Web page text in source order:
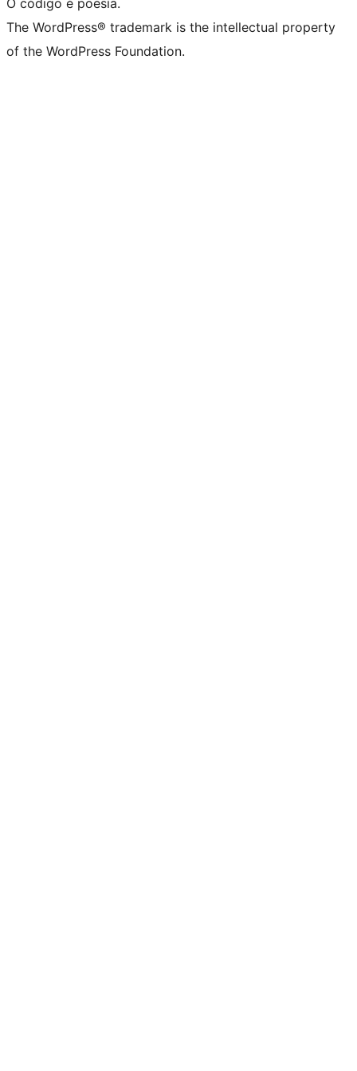
O código é poesía.
The WordPress® trademark is the intellectual property
of the WordPress Foundation.